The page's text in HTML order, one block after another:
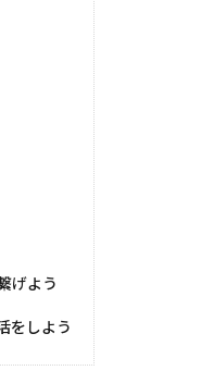
げよう
をしよう